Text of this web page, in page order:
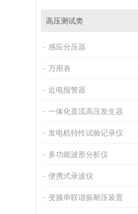
高压测试类
感应分压器
万用表
近电报警器
一体化直流高压发生器
发电机特性试验记录仪
多功能波形分析仪
便携式录波仪
变频串联谐振耐压装置